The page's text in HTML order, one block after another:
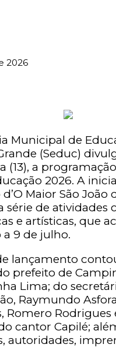
2026
Municipal de
(Seduc)
(13), a
2026. A
Maior São João
série de atividades
e artísticas, que
9 de julho.
lançamento
prefeito de
Lima; do
Raymundo
Romero Rodrigues
cantor Capilé;
autoridades,